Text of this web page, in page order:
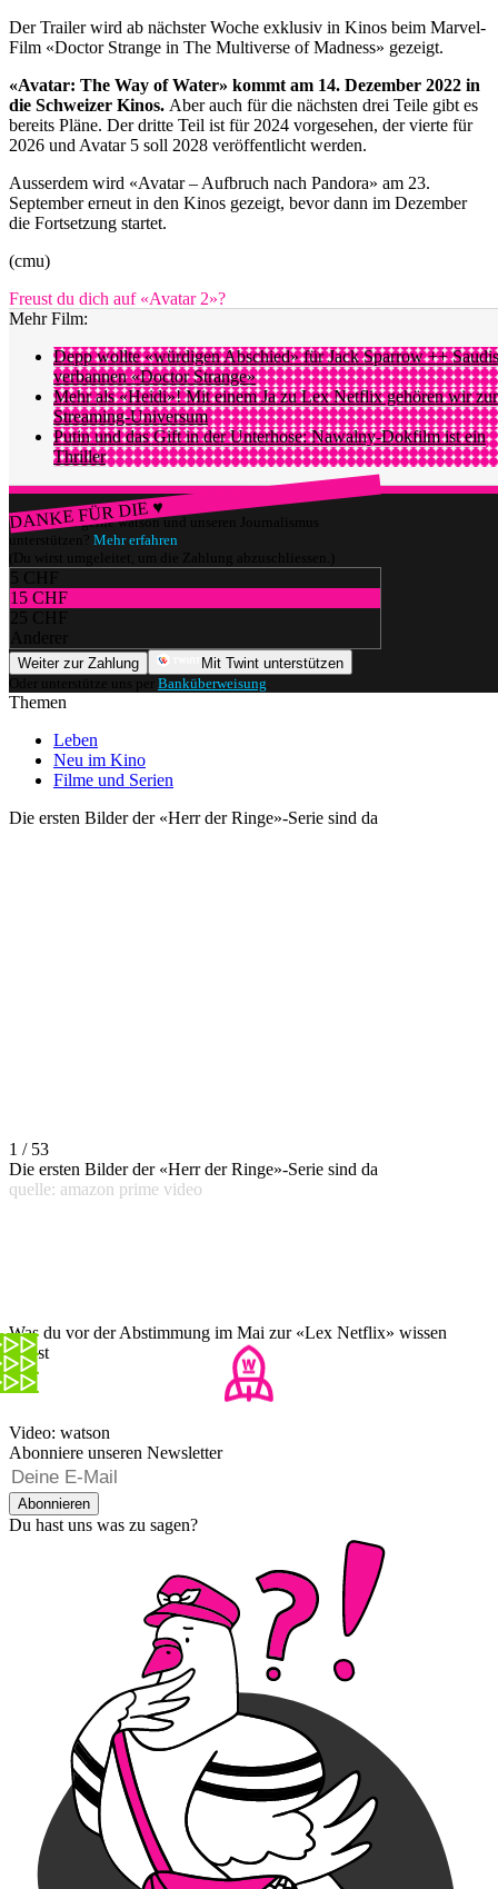
Der Trailer wird ab nächster Woche exklusiv in Kinos beim Marvel-
Film «Doctor Strange in The Multiverse of Madness» gezeigt.
«Avatar: The Way of Water» kommt am 14. Dezember 2022 in
die Schweizer Kinos. Aber auch für die nächsten drei Teile gibt es
bereits Pläne. Der dritte Teil ist für 2024 vorgesehen, der vierte für
2026 und Avatar 5 soll 2028 veröffentlicht werden.
Ausserdem wird «Avatar – Aufbruch nach Pandora» am 23.
September erneut in den Kinos gezeigt, bevor dann im Dezember
die Fortsetzung startet.
(cmu)
Freust du dich auf «Avatar 2»?
Mehr Film:
Depp wollte «würdigen Abschied» für Jack Sparrow ++ Saudis
verbannen «Doctor Strange»
Mehr als «Heidi»! Mit einem Ja zu Lex Netflix gehören wir
Streaming-Universum
Putin und das Gift in der Unterhose: Nawalny-Dokfilm ist ein
Thriller
DANKE FÜR DIE ♥
Würdest du gerne watson und unseren Journalismus
unterstützen? Mehr erfahren
(Du wirst umgeleitet, um die Zahlung abzuschliessen.)
5 CHF
15 CHF
25 CHF
Anderer
Weiter zur Zahlung
Mit Twint unterstützen
Oder unterstütze uns per Banküberweisung
Themen
Leben
Neu im Kino
Filme und Serien
Die ersten Bilder der «Herr der Ringe»-Serie sind da
1 / 53
Die ersten Bilder der «Herr der Ringe»-Serie sind da
quelle: amazon prime video
Was du vor der Abstimmung im Mai zur «Lex Netflix» wissen
musst
Video: watson
Abonniere unseren Newsletter
Abonnieren
Du hast uns was zu sagen?